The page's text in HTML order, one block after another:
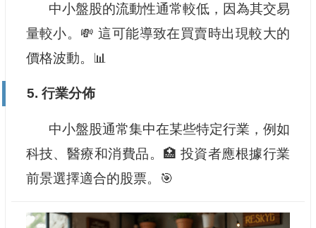
中小盤股的流動性通常較低，因為其交易
量較小。💸 這可能導致在買賣時出現較大的
價格波動。📊
5. 行業分佈
中小盤股通常集中在某些特定行業，例如
科技、醫療和消費品。🏥 投資者應根據行業
前景選擇適合的股票。🎯